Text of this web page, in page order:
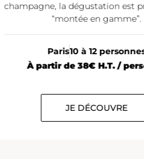
champagne, la dégustation est
“montée en gamme”.
Paris10 à 12
À partir de 38€ H.T. /
JE DÉCOUVRE